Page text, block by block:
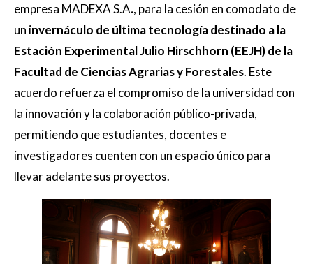
empresa MADEXA S.A., para la cesión en comodato de
un invernáculo de última tecnología destinado a la
Estación Experimental Julio Hirschhorn (EEJH) de la
Facultad de Ciencias Agrarias y Forestales. Este
acuerdo refuerza el compromiso de la universidad con
la innovación y la colaboración público-privada,
permitiendo que estudiantes, docentes e
investigadores cuenten con un espacio único para
llevar adelante sus proyectos.